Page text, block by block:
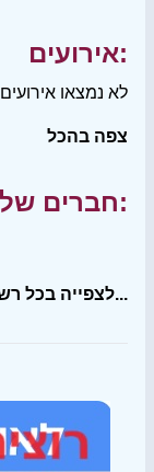
אירועים:
לא נמצאו אירועים
צפה בהכל
חברים שלי:
לצפייה בכל רשימת החברים שלי...